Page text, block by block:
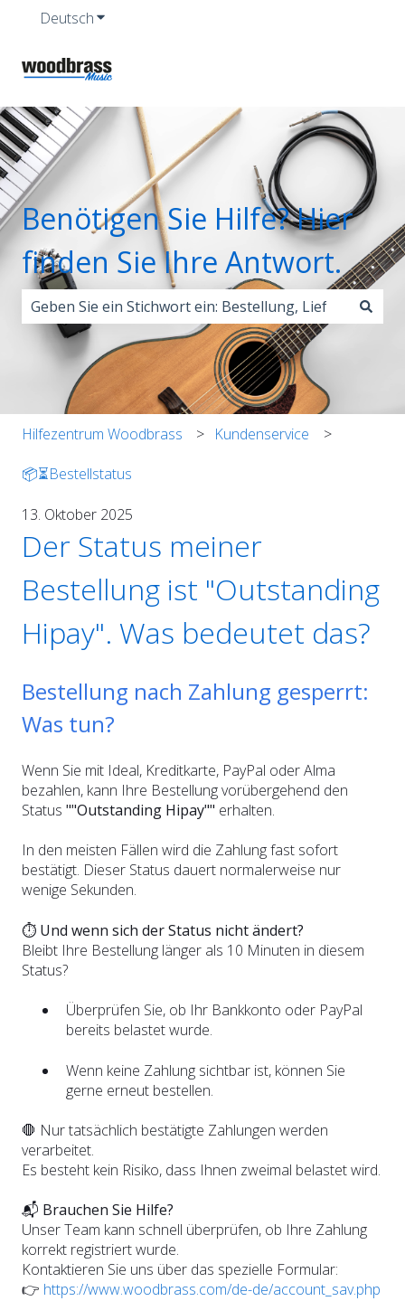
DeutschUntermenü für Übersetzungen anzeigen
Benötigen Sie Hilfe? Hier
finden Sie Ihre Antwort.
Es gibt keine Vorschläge, da das Suchfeld leer ist.
Hilfezentrum Woodbrass Kundenservice
📦⏳Bestellstatus
13. Oktober 2025
Der Status meiner
Bestellung ist "Outstanding
Hipay". Was bedeutet das?
Bestellung nach Zahlung gesperrt:
Was tun?
Wenn Sie mit Ideal, Kreditkarte, PayPal oder Alma
bezahlen, kann Ihre Bestellung vorübergehend den
Status ""Outstanding Hipay"" erhalten.
In den meisten Fällen wird die Zahlung fast sofort
bestätigt. Dieser Status dauert normalerweise nur
wenige Sekunden.
⏱️ Und wenn sich der Status nicht ändert?
Bleibt Ihre Bestellung länger als 10 Minuten in diesem
Status?
Überprüfen Sie, ob Ihr Bankkonto oder PayPal
bereits belastet wurde.
Wenn keine Zahlung sichtbar ist, können Sie
gerne erneut bestellen.
🛑 Nur tatsächlich bestätigte Zahlungen werden
verarbeitet.
Es besteht kein Risiko, dass Ihnen zweimal belastet wird.
📬 Brauchen Sie Hilfe?
Unser Team kann schnell überprüfen, ob Ihre Zahlung
korrekt registriert wurde.
Kontaktieren Sie uns über das spezielle Formular:
👉 https://www.woodbrass.com/de-de/account_sav.php